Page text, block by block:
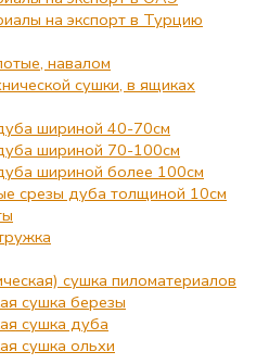
на экспорт в Турцию
навалом
сушки, в ящиках
шириной 40-70см
шириной 70-100см
шириной более 100см
срезы дуба толщиной 10см
сушка пиломатериалов
сушка березы
сушка дуба
сушка ольхи